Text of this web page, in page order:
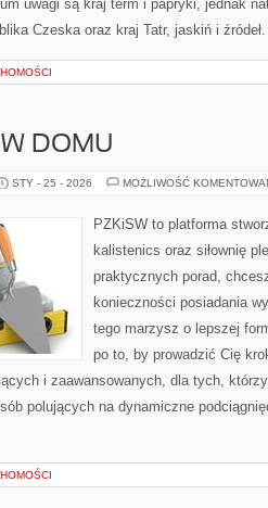
uwagi są kraj term i papryki, jednak
Czeska oraz kraj Tatr, jaskiń i
DOMU
STY - 25 - 2026 MOŻLIWOŚĆ
PZKiSW to platforma
kalistenics oraz siłownię
praktycznych porad,
konieczności posiadania
tego marzysz o lepszej
po to, by prowadzić Cię
i zaawansowanych, dla tych,
polujących na dynamiczne